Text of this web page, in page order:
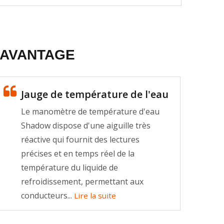
Roi des courses de
dragster
Augmente la puissance
maximale en peu de temps.
Lire la suite
AVANTAGE
Jauge de température de l'eau
Le manomètre de température d'eau
Shadow dispose d'une aiguille très
réactive qui fournit des lectures
précises et en temps réel de la
température du liquide de
refroidissement, permettant aux
conducteurs... Lire la suite